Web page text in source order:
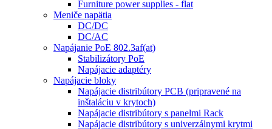
Furniture power supplies - flat
Meniče napätia
DC/DC
DC/AC
Napájanie PoE 802.3af(at)
Stabilizátory PoE
Napájacie adaptéry
Napájacie bloky
Napájacie distribútory PCB (pripravené na
inštaláciu v krytoch)
Napájacie distribútory s panelmi Rack
Napájacie distribútory s univerzálnymi krytmi